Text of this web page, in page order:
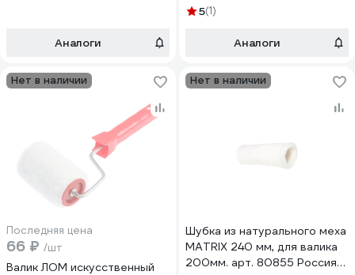
Аналоги
мм 7856689
5(1)
Аналоги
Нет в наличии
Последняя цена
66 ₽ /шт
Валик ЛОМ искусственный
Нет в наличии
Шубка из натурального меха
MATRIX 240 мм, для валика
200мм. арт. 80855 Россия